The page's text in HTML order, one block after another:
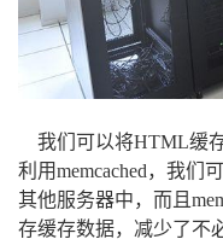
我们可以将HTML缓
利用memcached，我们
其他服务器中，而且
存缓存数据，减少了不